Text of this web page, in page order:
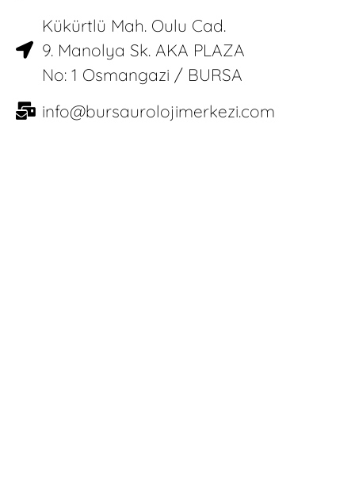
Kükürtlü Mah. Oulu Cad.
9. Manolya Sk. AKA PLAZA
No: 1 Osmangazi / BURSA
info@bursaurolojimerkezi.com